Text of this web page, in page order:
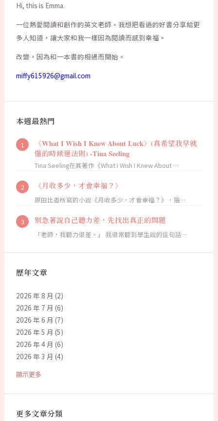
Hi, this is Emma.
一位熱愛閱讀和創作的英文老師。我想把看過的好書分享給更
多人知道，讓大家和我一樣因為閱讀而感到幸福。
改變，因為和一本書的相遇而開始。
miffy615926@gmail.com
本週最熱門
《What I Wish I Knew About Luck》(真希望我早就
懂的時候運法則) -Tina Seeling
Tina Seeling在其著作《What I Wish I Knew About …
《月收多少，才會幸福？》
原田比香所寫的小說《月收多少，才會幸福？》，描…
別急著說自己聽力差，先找出真正的問題
「老師，我聽力很差。」 我很常聽到學生說的這句話…
歷年文章
2026 年 8 月 (2)
2026 年 7 月 (6)
2026 年 6 月 (7)
2026 年 5 月 (5)
2026 年 4 月 (6)
2026 年 3 月 (4)
顯示更多
更多文章分類